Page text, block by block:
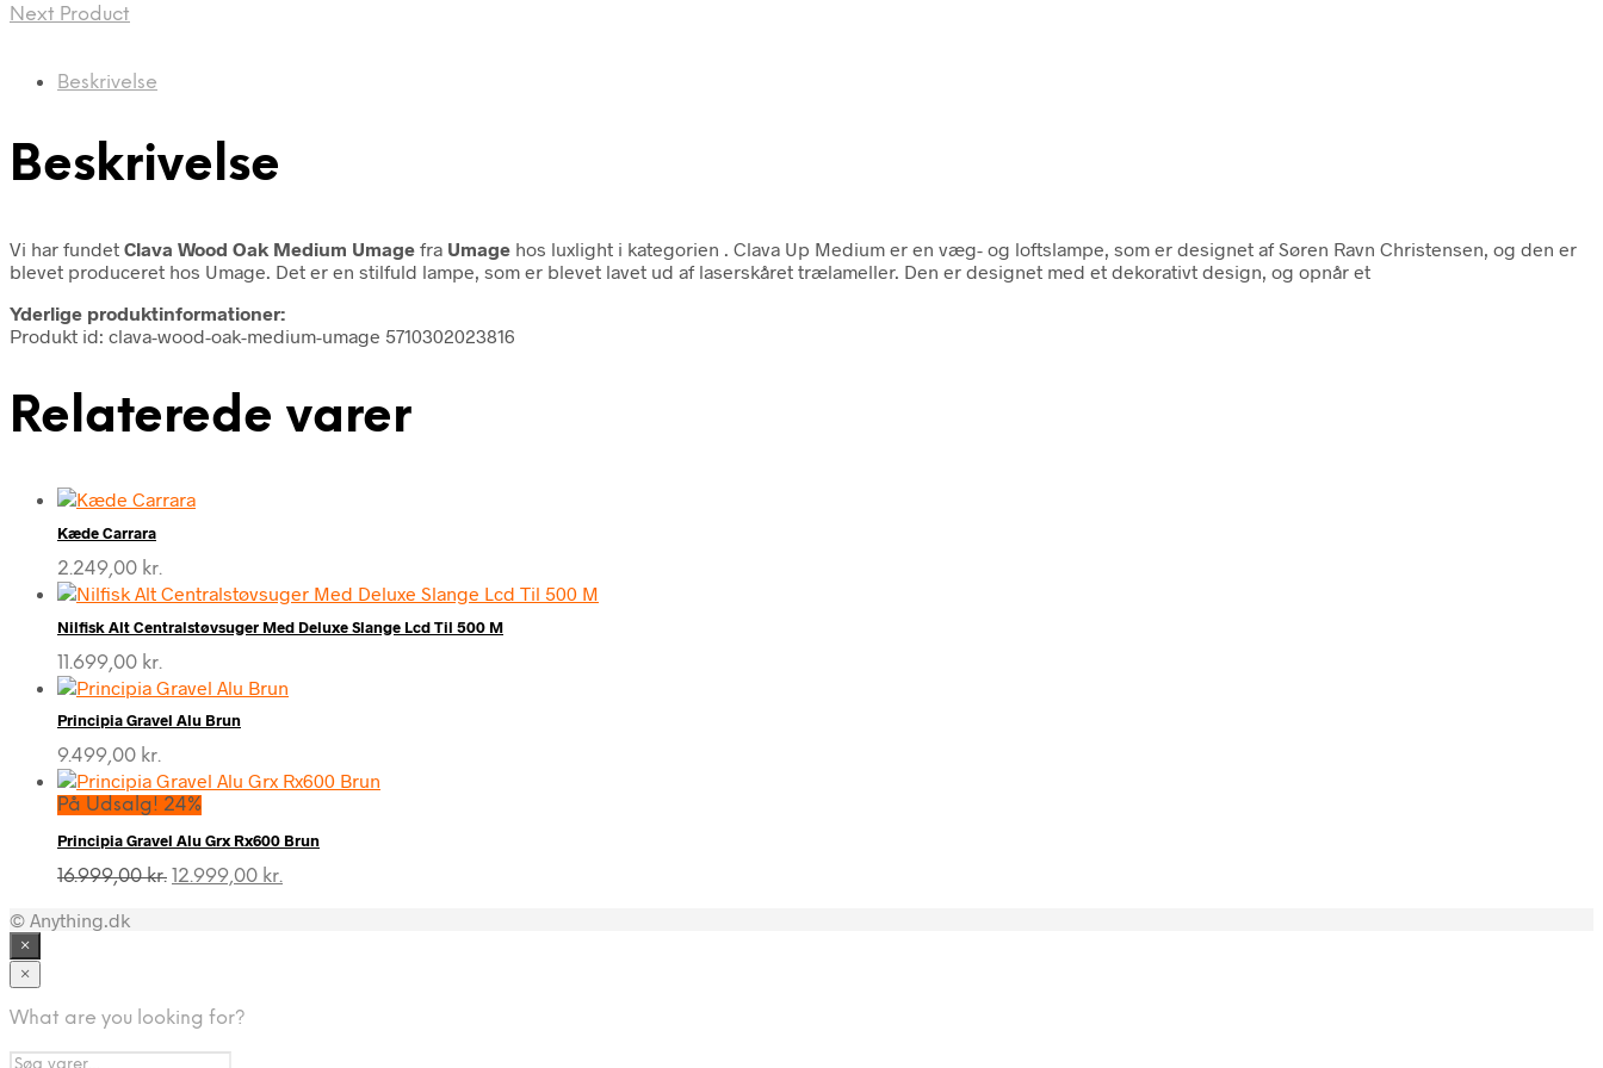
Next Product
Beskrivelse
Beskrivelse
Vi har fundet Clava Wood Oak Medium Umage fra Umage hos luxlight i kategorien
. Clava Up Medium er en væg- og loftslampe, som er designet af Søren Ravn Christensen, og den er
blevet produceret hos Umage. Det er en stilfuld lampe, som er blevet lavet ud af laserskåret trælameller. Den er designet med et dekorativt design, og opnår et
Yderlige produktinformationer:
Produkt id: clava-wood-oak-medium-umage 5710302023816
Relaterede varer
Kæde Carrara
2.249,00 kr.
Nilfisk Alt Centralstøvsuger Med Deluxe Slange Lcd Til 500 M
11.699,00 kr.
Principia Gravel Alu Brun
9.499,00 kr.
På Udsalg! 24%
Principia Gravel Alu Grx Rx600 Brun
16.999,00kr. Den
12.999,00 kr.
© Anything.dk
×
×
What are you looking for?